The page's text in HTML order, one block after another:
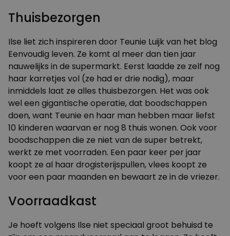
Thuisbezorgen
Ilse liet zich inspireren door Teunie Luijk van het blog
Eenvoudig leven. Ze komt al meer dan tien jaar
nauwelijks in de supermarkt. Eerst laadde ze zelf nog
haar karretjes vol (ze had er drie nodig), maar
inmiddels laat ze alles thuisbezorgen. Het was ook
wel een gigantische operatie, dat boodschappen
doen, want Teunie en haar man hebben maar liefst
10 kinderen waarvan er nog 8 thuis wonen. Ook voor
boodschappen die ze niet van de super betrekt,
werkt ze met voorraden. Een paar keer per jaar
koopt ze al haar drogisterijspullen, vlees koopt ze
voor een paar maanden en bewaart ze in de vriezer.
Voorraadkast
Je hoeft volgens Ilse niet speciaal groot behuisd te